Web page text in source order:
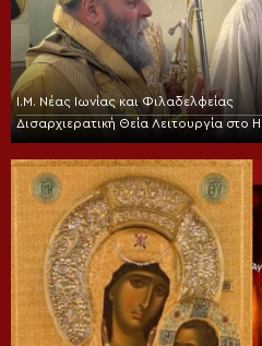
Ι.Μ. Νέας Ιωνίας και Φιλαδελφείας
Δισαρχιερατική Θεία Λειτουργία στο